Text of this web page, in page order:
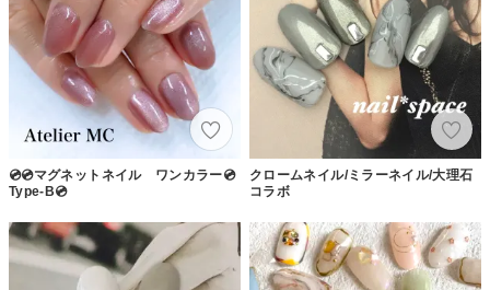
💿💿マグネットネイル ワンカラー💿
Type-B💿
クロームネイル/ミラーネイル/大理石
コラボ